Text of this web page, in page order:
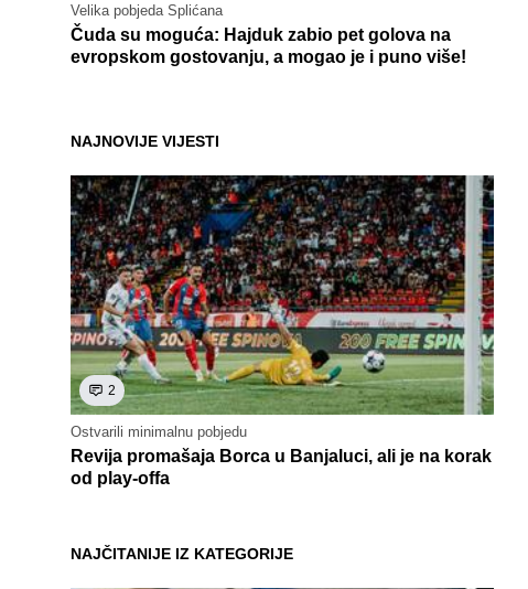
Velika pobjeda Splićana
Čuda su moguća: Hajduk zabio pet golova na
evropskom gostovanju, a mogao je i puno više!
NAJNOVIJE VIJESTI
2
Ostvarili minimalnu pobjedu
Revija promašaja Borca u Banjaluci, ali je na korak
od play-offa
NAJČITANIJE IZ KATEGORIJE